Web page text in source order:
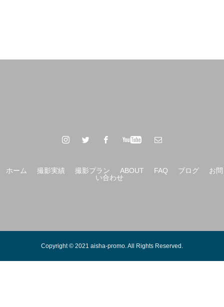
ホーム 撮影実績 撮影プラン ABOUT FAQ ブログ
お問
い合わせ
Copyright © 2021 aisha-promo. All Rights Reserved.